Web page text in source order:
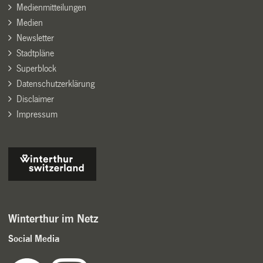
Medienmitteilungen
Medien
Newsletter
Stadtpläne
Superblock
Datenschutzerklärung
Disclaimer
Impressum
Winterthur im Netz
Social Media